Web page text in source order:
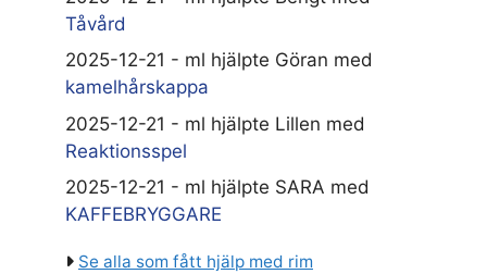
Tåvård
2025-12-21 - ml hjälpte Göran med
kamelhårskappa
2025-12-21 - ml hjälpte Lillen med
Reaktionsspel
2025-12-21 - ml hjälpte SARA med
KAFFEBRYGGARE
Se alla som fått hjälp med rim